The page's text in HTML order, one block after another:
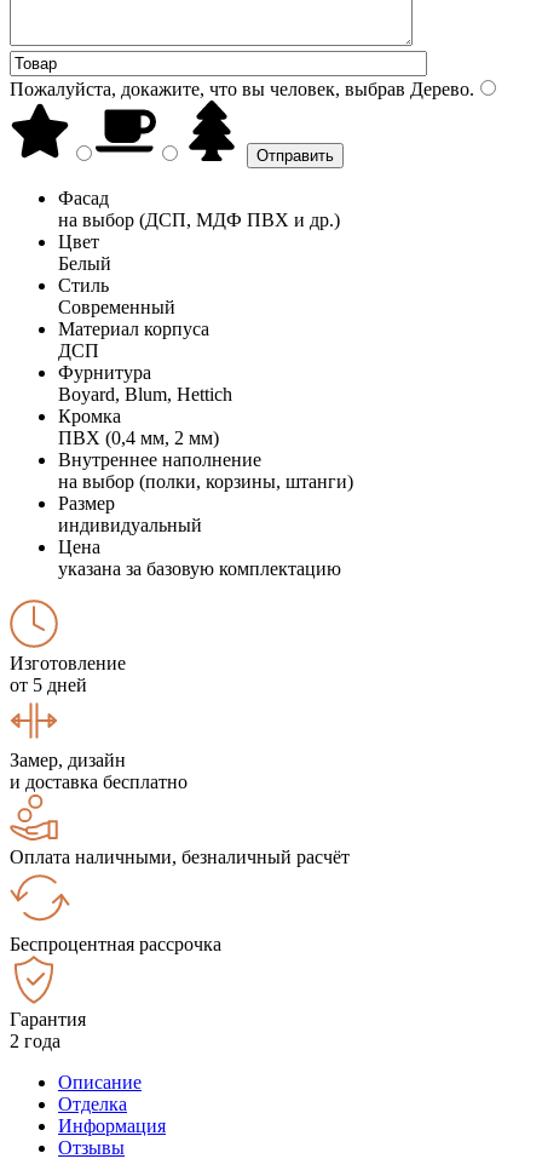
Пожалуйста, докажите, что вы человек, выбрав Дерево.
Фасад
на выбор (ДСП, МДФ ПВХ и др.)
Цвет
Белый
Стиль
Современный
Материал корпуса
ДСП
Фурнитура
Boyard, Blum, Hettich
Кромка
ПВХ (0,4 мм, 2 мм)
Внутреннее наполнение
на выбор (полки, корзины, штанги)
Размер
индивидуальный
Цена
указана за базовую комплектацию
Изготовление
от 5 дней
Замер, дизайн
и доставка бесплатно
Оплата наличными, безналичный расчёт
Беспроцентная рассрочка
Гарантия
2 года
Описание
Отделка
Информация
Отзывы